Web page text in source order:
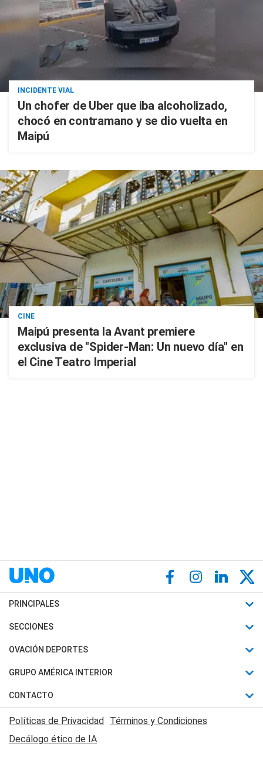
INCIDENTE VIAL
Un chofer de Uber que iba alcoholizado,
chocó en contramano y se dio vuelta en
Maipú
CINE
Maipú presenta la Avant premiere
exclusiva de "Spider-Man: Un nuevo día" en
el Cine Teatro Imperial
PRINCIPALES
Últimas Noticias
Política
Judiciales
Economia
SECCIONES
Horóscopo
Motores
Trucos caseros
Series y Películas
Edictos y Solicitadas
OVACIÓN DEPORTES
Fútbol
Mundial
Automovilismo
Rugby
GRUPO AMÉRICA INTERIOR
Canal 7 en Vivo
CONTACTO
Acerca de Nosotros
Contactanos
Políticas de Privacidad
Términos y Condiciones
Decálogo ético de IA